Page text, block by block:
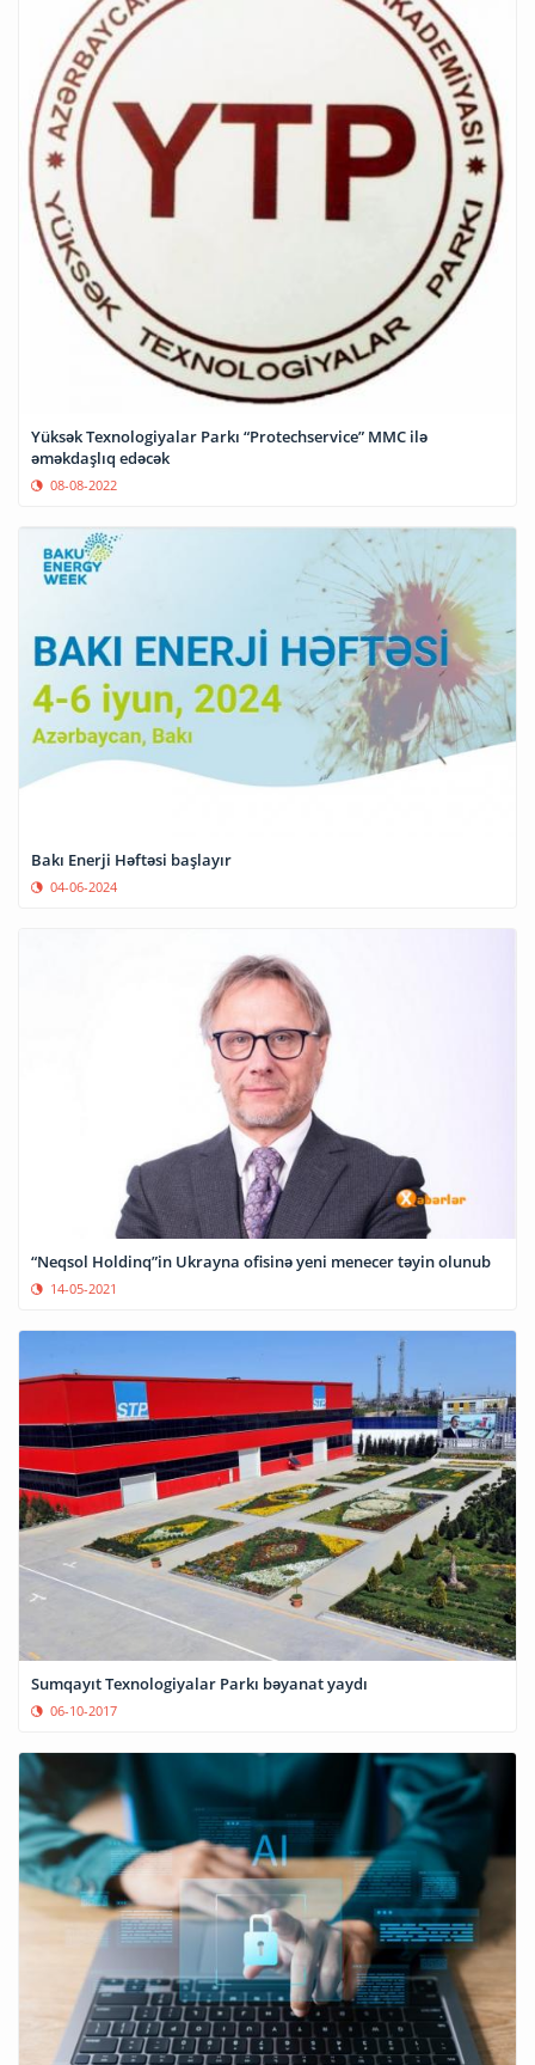
Yüksək Texnologiyalar Parkı “Protechservice” MMC ilə
əməkdaşlıq edəcək
08-08-2022
Bakı Enerji Həftəsi başlayır
04-06-2024
“Neqsol Holdinq”in Ukrayna ofisinə yeni menecer təyin olunub
14-05-2021
Sumqayıt Texnologiyalar Parkı bəyanat yaydı
06-10-2017